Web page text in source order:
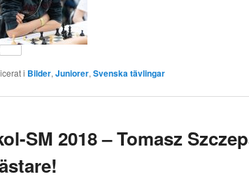
i Bilder, Juniorer, Svenska tävlingar
SM 2018 – Tomasz